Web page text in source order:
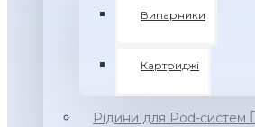
Випарники
Картриджі
Рідини для Pod-систем